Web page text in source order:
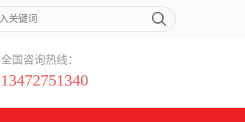
全国咨询热线：
13472751340